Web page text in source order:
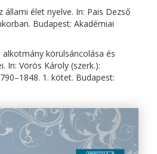
állami élet nyelve. In: Pais Dezső
Budapest: Akadémiai
körülsáncolása és
In: Vörös Károly (szerk.):
1. kötet. Budapest: